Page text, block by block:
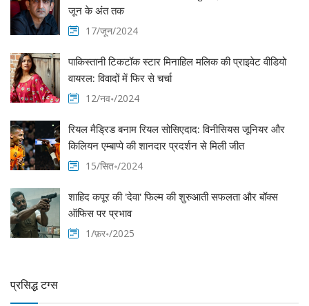
जून के अंत तक
17/जून/2024
पाकिस्तानी टिकटॉक स्टार मिनाहिल मलिक की प्राइवेट वीडियो
वायरल: विवादों में फिर से चर्चा
12/नव॰/2024
रियल मैड्रिड बनाम रियल सोसिएदाद: विनीसियस जूनियर और
किलियन एम्बाप्पे की शानदार प्रदर्शन से मिली जीत
15/सित॰/2024
शाहिद कपूर की 'देवा' फिल्म की शुरुआती सफलता और बॉक्स
ऑफिस पर प्रभाव
1/फ़र॰/2025
प्रसिद्ध टग्स